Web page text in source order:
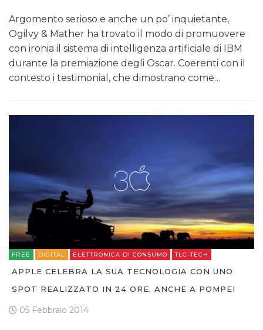
Argomento serioso e anche un po’ inquietante,
Ogilvy & Mather ha trovato il modo di promuovere
con ironia il sistema di intelligenza artificiale di IBM
durante la premiazione degli Oscar. Coerenti con il
contesto i testimonial, che dimostrano come…
FREE DIGITAL ELETTRONICA DI CONSUMO TLC-TECH
APPLE CELEBRA LA SUA TECNOLOGIA CON UNO
SPOT REALIZZATO IN 24 ORE. ANCHE A POMPEI
05 Febbraio 2014